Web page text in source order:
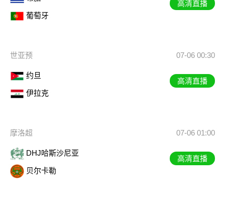
葡萄牙
高清直播
世亚预 07-06 00:30
约旦
伊拉克
高清直播
摩洛超 07-06 01:00
DHJ哈斯沙尼亚
贝尔卡勒
高清直播